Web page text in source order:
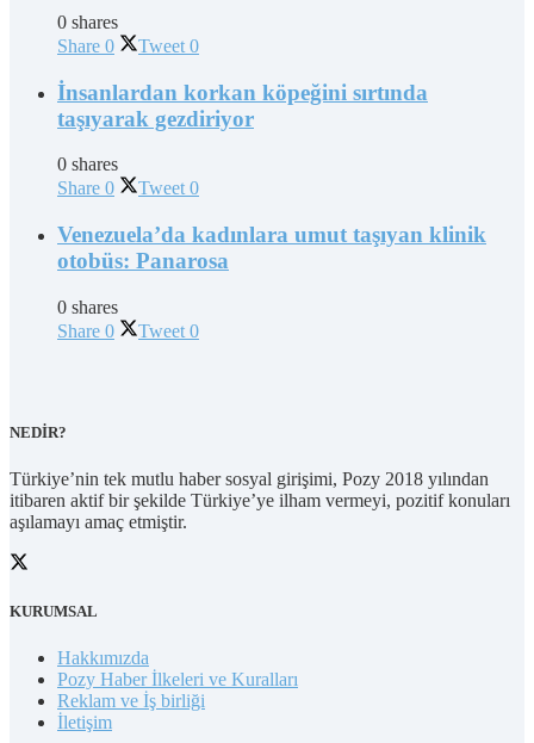
0 shares
Share 0 Tweet 0
İnsanlardan korkan köpeğini sırtında
taşıyarak gezdiriyor
0 shares
Share 0 Tweet 0
Venezuela’da kadınlara umut taşıyan klinik
otobüs: Panarosa
0 shares
Share 0 Tweet 0
NEDİR?
Türkiye’nin tek mutlu haber sosyal girişimi, Pozy 2018 yılından
itibaren aktif bir şekilde Türkiye’ye ilham vermeyi, pozitif konuları
aşılamayı amaç etmiştir.
KURUMSAL
Hakkımızda
Pozy Haber İlkeleri ve Kuralları
Reklam ve İş birliği
İletişim